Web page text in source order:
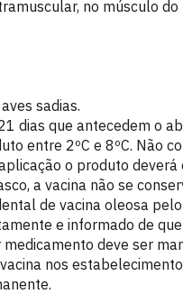
no músculo
sadias.
dias que antecedem o
entre 2ºC e 8ºC. Não
o produto
a vacina não se
de vacina oleosa
e informado de
deve ser
nos